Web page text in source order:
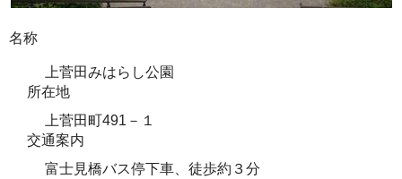
名称
上菅田みはらし公園
所在地
上菅田町491－１
交通案内
富士見橋バス停下車、徒歩約３分